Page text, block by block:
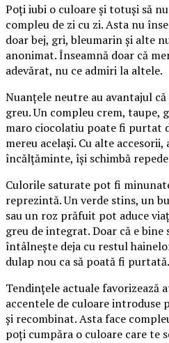
Poți iubi o culoare și totuși să
compleu de zi cu zi. Asta nu
doar bej, gri, bleumarin și alte
anonimat. Înseamnă doar că
adevărat, nu ce admiri la altele.
Nuanțele neutre au avantajul că
greu. Un compleu crem, taupe,
maro ciocolatiu poate fi purtat
mereu același. Cu alte
încălțăminte, își schimbă
Culorile saturate pot fi
reprezintă. Un verde stins, un
sau un roz prăfuit pot aduce
greu de integrat. Doar că e bine
întâlnește deja cu restul
dulap nou ca să poată fi purtată.
Tendințele actuale favorizează
accentele de culoare introduse
și recombinat. Asta face
poți cumpăra o culoare care te